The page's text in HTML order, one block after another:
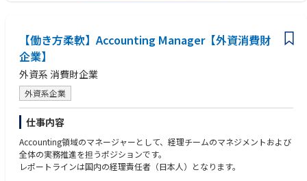
◆財務・経理（メイン領域）
・月次／四半期／年次決算のレビュー・統括（実務はリーダーを含む計5
名が担当しています）
・新規事業・海外展開など、事業拡大に伴う会計処理・論点の検討
・制度会計に基づく会計基盤の整備・高度化
・株主・金融機関とのコミュニケーション対応
◆IPO準備対応
・監査法人・主幹事証券会社との折衝、および論点・着地点の調整
・内部監査室と連携したガバナンス・内部統制の強化
・上場水準の開示体制・財務戦略の立案・実行支援
【働き方柔軟】Accounting Manager【外資消費財
企業】
外資系 消費財企業
外資系企業
仕事内容
Accounting領域のマネージャーとして、経理チームのマネジメントおよび
全体の実務推進を担うポジションです。
レポートラインは国内の経理責任者（日本人）となります。